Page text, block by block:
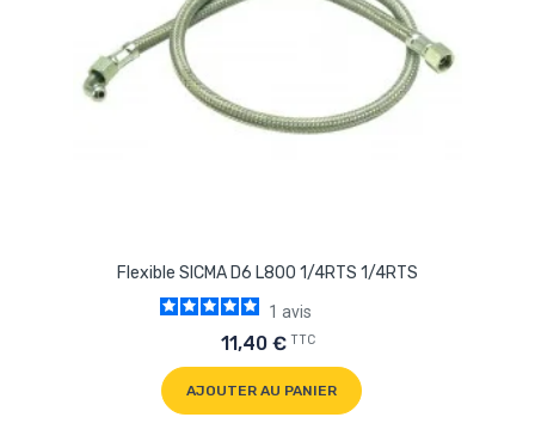
Flexible SICMA D6 L800 1/4RTS 1/4RTS
1 avis
11,40 € TTC
AJOUTER AU PANIER